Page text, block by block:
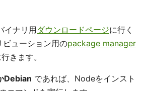
イナリ用ダウンロードページに行く
ューション用のpackage manager
きます。
Debian であれば、Nodeをインスト